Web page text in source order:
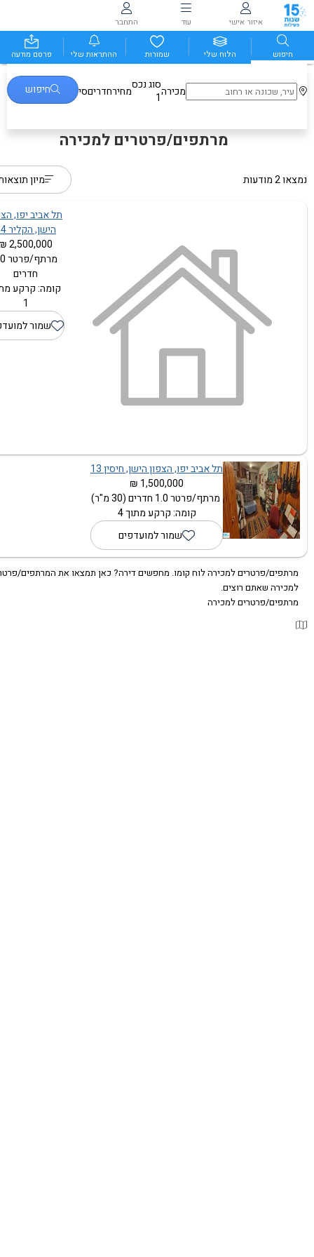
איזור אישי עוד התחבר
חיפוש הלוח שלי שמורות ההתראות שלי פרסם מודעה
מכירהסוג נכס
1
מחירחדריםסינונים נוספים
חיפוש
מרתפים/פרטרים למכירה
נמצאו 2 מודעות מיון
תל אביב יפו,
הישן, הקליר 14
2,500,000 ₪
חדרים
קומה: קרקע
1
שמור
תל אביב יפו, הצפון הישן, חיסין 13
1,500,000 ₪
מרתף/פרטר 1.0 חדרים (30 מ"ר)
קומה: קרקע מתוך 4
שמור למועדפים
מרתפים/פרטרים למכירה לוח קומו. מחפשים דירה? כאן תמצאו את המרתפים/
למכירה שאתם רוצים.
מרתפים/פרטרים למכירה